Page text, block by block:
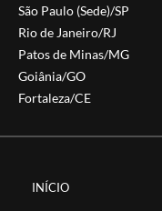
São Paulo (Sede)/SP
Rio de Janeiro/RJ
Patos de Minas/MG
Goiânia/GO
Fortaleza/CE
INÍCIO